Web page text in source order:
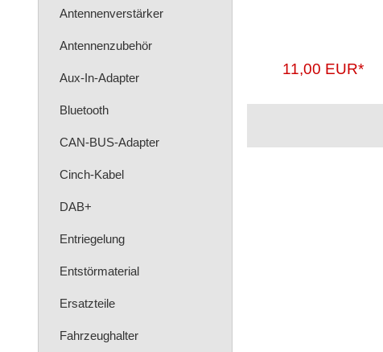
Antennenverstärker
Antennenzubehör
Aux-In-Adapter
Bluetooth
CAN-BUS-Adapter
Cinch-Kabel
DAB+
Entriegelung
Entstörmaterial
Ersatzteile
Fahrzeughalter
11,00 EUR*